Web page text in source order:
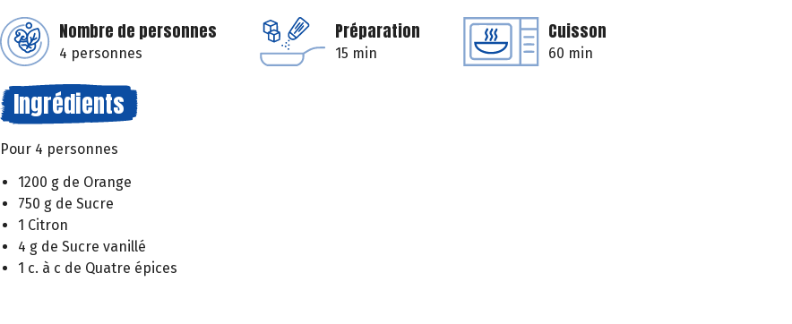
Nombre de personnes
4 personnes
Préparation
15 min
Cuisson
60 min
Ingrédients
Pour 4 personnes
1200 g de Orange
750 g de Sucre
1 Citron
4 g de Sucre vanillé
1 c. à c de Quatre épices